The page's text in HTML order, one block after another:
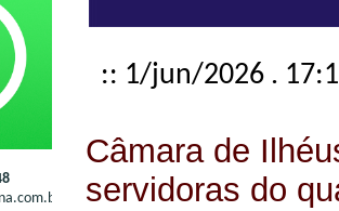
:: 1/jun/2026 .
Câmara de
servidoras do